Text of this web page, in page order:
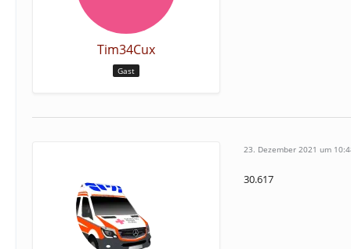
Tim34Cux
Gast
23. Dezember 2021 um
30.617